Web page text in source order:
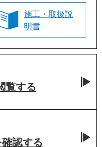
施工・取扱説
明書
覧する
確認する